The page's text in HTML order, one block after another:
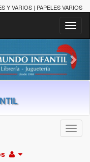
Y VARIOS | PAPELES VARIOS